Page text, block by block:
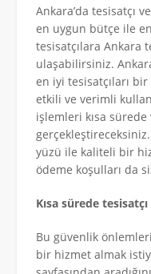
Ankara’da tesisatçı
en uygun bütçe ile
tesisatçılara Ankara
ulaşabilirsiniz.
en iyi tesisatçıları
etkili ve verimli
işlemleri kısa
yüzü ile kaliteli bir
ödeme koşulları da
Kısa sürede
Bu güvenlik
bir hizmet almak